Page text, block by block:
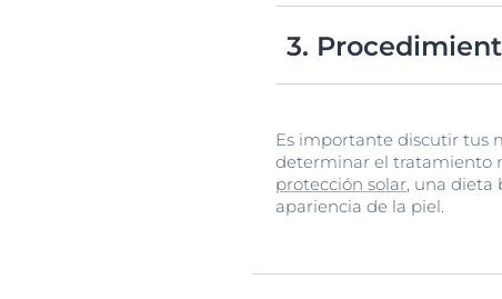
arrugas.
3.
Es importante discutir tus
determinar el tratamiento
protección solar, una dieta
apariencia de la piel.